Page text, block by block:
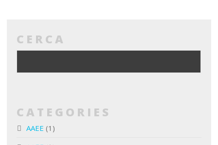
CERCA
CATEGORIES
AAEE (1)